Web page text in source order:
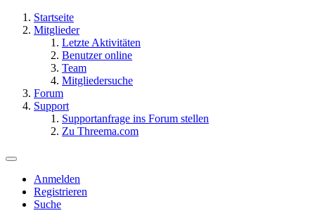
Startseite
Mitglieder
Letzte Aktivitäten
Benutzer online
Team
Mitgliedersuche
Forum
Support
Supportanfrage ins Forum stellen
Zu Threema.com
Anmelden
Registrieren
Suche